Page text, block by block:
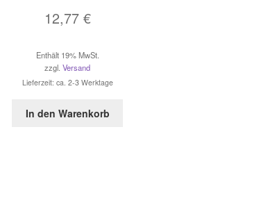
12,77 €
Enthält 19% MwSt.
zzgl.Versand
Lieferzeit: ca. 2-3 Werktage
In den Warenkorb